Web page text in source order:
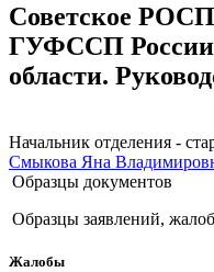
Советское РОСП
ГУФССП России
области.
Начальник отделения -
Смыкова Яна
Образцы документов
Образцы заявлений,
Жалобы